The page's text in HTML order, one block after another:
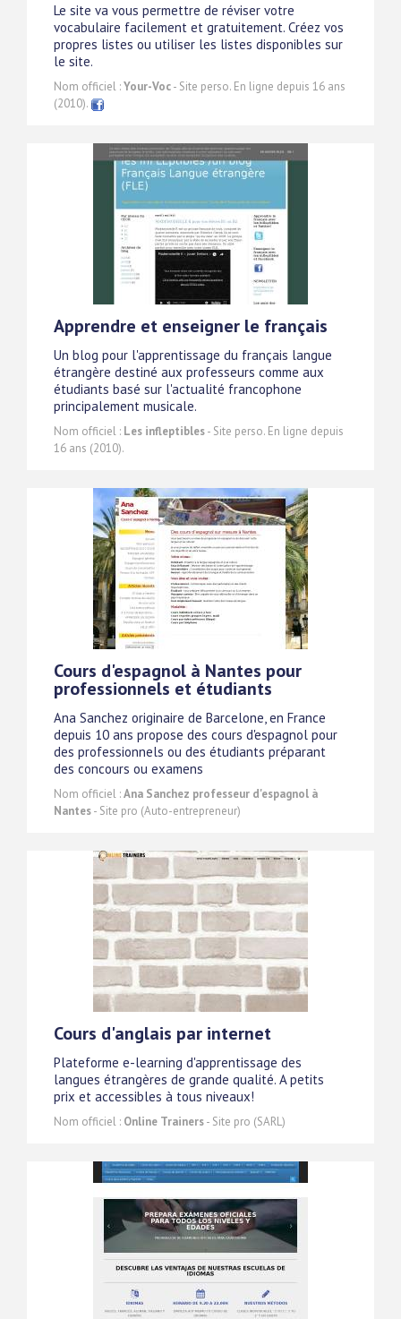
Le site va vous permettre de réviser votre
vocabulaire facilement et gratuitement. Créez vos
propres listes ou utiliser les listes disponibles sur
le site.
Nom officiel :Your-Voc- Site perso. En ligne depuis 16 ans
(2010).
Apprendre et enseigner le français
Un blog pour l'apprentissage du français langue
étrangère destiné aux professeurs comme aux
étudiants basé sur l'actualité francophone
principalement musicale.
Nom officiel : Les infleptibles- Site perso. En ligne depuis
16 ans (2010).
Cours d'espagnol à Nantes pour
professionnels et étudiants
Ana Sanchez originaire de Barcelone, en France
depuis 10 ans propose des cours d'espagnol pour
des professionnels ou des étudiants préparant
des concours ou examens
Nom officiel :Ana Sanchez professeur d'espagnol à
Nantes- Site pro (Auto-entrepreneur)
Cours d'anglais par internet
Plateforme e-learning d'apprentissage des
langues étrangères de grande qualité. A petits
prix et accessibles à tous niveaux!
Nom officiel : Online Trainers- Site pro (SARL)